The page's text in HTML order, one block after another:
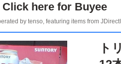
Click here for Buyee
by tenso, featuring items from
ト